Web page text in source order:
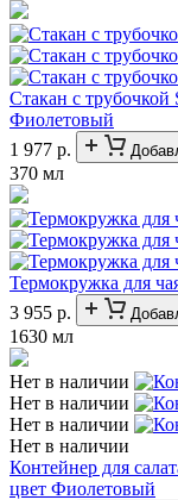
Стакан с
Фиолетовый
1 977 р.
370 мл
Термокружка для
3 955 р.
1630 мл
Нет в наличии
Нет в наличии
Нет в наличии
Нет в наличии
Контейнер для
цвет Фиолетовый